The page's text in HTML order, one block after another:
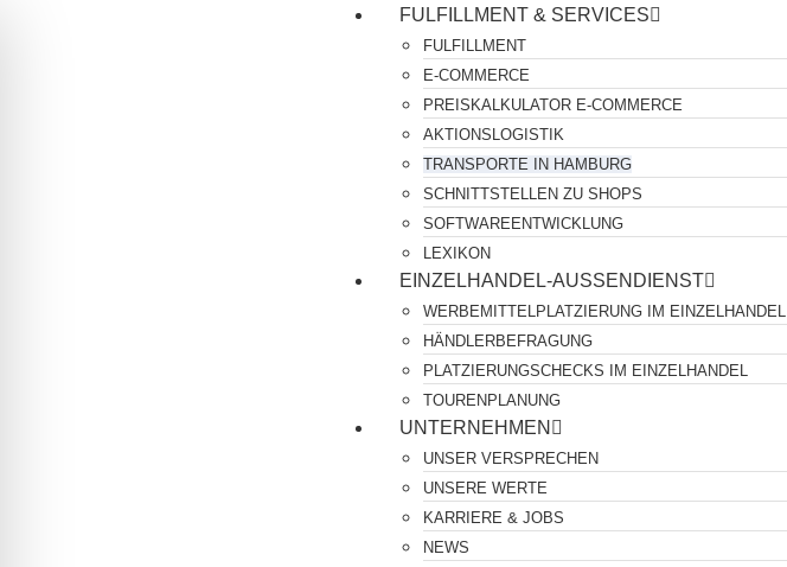
FULFILLMENT & SERVICES
FULFILLMENT
E-COMMERCE
PREISKALKULATOR E-COMMERCE
AKTIONSLOGISTIK
TRANSPORTE IN HAMBURG
SCHNITTSTELLEN ZU SHOPS
SOFTWAREENTWICKLUNG
LEXIKON
EINZELHANDEL-AUSSENDIENST
WERBEMITTELPLATZIERUNG IM EINZELHANDEL
HÄNDLERBEFRAGUNG
PLATZIERUNGSCHECKS IM EINZELHANDEL
TOURENPLANUNG
UNTERNEHMEN
UNSER VERSPRECHEN
UNSERE WERTE
KARRIERE & JOBS
NEWS